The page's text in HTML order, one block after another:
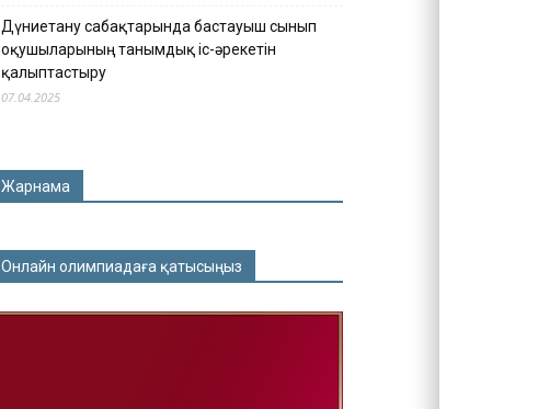
Дүниетану сабақтарында бастауыш сынып
оқушыларының танымдық іс-әрекетін
қалыптастыру
07.04.2025
Жарнама
Онлайн олимпиадаға қатысыңыз